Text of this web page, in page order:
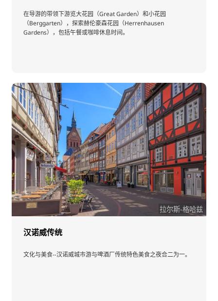
在导游的带领下游览大花园（Great Garden）和小花园
（Berggarten），探索赫伦豪森花园（Herrenhausen
Gardens），包括午餐或咖啡休息时间。
拉尔斯-格哈兹
汉诺威传统
文化与美食--汉诺威城市游与啤酒厂传统特色美食之夜合二为一。